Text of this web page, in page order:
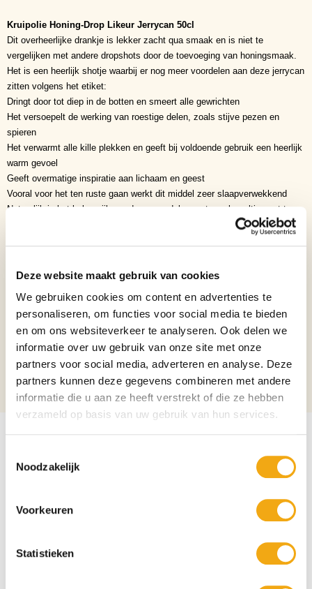
Deze website maakt gebruik van cookies
We gebruiken cookies om content en advertenties te
personaliseren, om functies voor social media te bieden
en om ons websiteverkeer te analyseren. Ook delen we
informatie over uw gebruik van onze site met onze
partners voor social media, adverteren en analyse. Deze
partners kunnen deze gegevens combineren met andere
informatie die u aan ze heeft verstrekt of die ze hebben
verzameld op basis van uw gebruik van hun services.
Noodzakelijk
Voorkeuren
Statistieken
Kruipolie Honing-Drop Likeur Jerrycan 50cl
Dit overheerlijke drankje is lekker zacht qua smaak en is niet te
vergelijken met andere dropshots door de toevoeging van honingsmaak.
Het is een heerlijk shotje waarbij er nog meer voordelen aan deze jerrycan
zitten volgens het etiket:
Dringt door tot diep in de botten en smeert alle gewrichten
Het versoepelt de werking van roestige delen, zoals stijve pezen en
spieren
Het verwarmt alle kille plekken en geeft bij voldoende gebruik een heerlijk
warm gevoel
Geeft overmatige inspiratie aan lichaam en geest
Vooral voor het ten ruste gaan werkt dit middel zeer slaapverwekkend
Natuurlijk is het belangrijk om deze voordelen met een korreltje zout te
Inhoud 50cl
Soort Likeuren
Binnenlands? Nee
Verpakking Fles
Aantal per verpakking
Alcoholpercentage 14,9%